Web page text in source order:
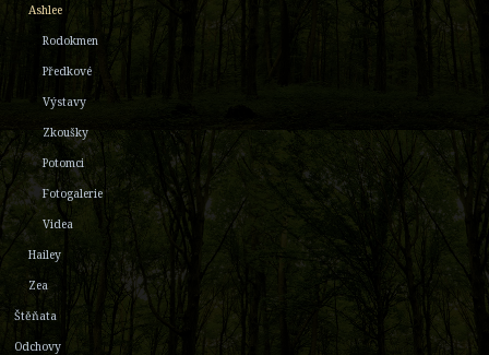
Ashlee
Rodokmen
Předkové
Výstavy
Zkoušky
Potomci
Fotogalerie
Videa
Hailey
Zea
Štěňata
Odchovy